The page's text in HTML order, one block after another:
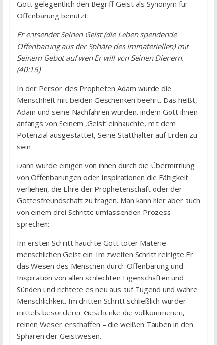
Gott gelegentlich den Begriff Geist als Synonym für
Offenbarung benutzt:
Er entsendet Seinen Geist (die Leben spendende
Offenbarung aus der Sphäre des Immateriellen) mit
Seinem Gebot auf wen Er will von Seinen Dienern.
(40:15)
In der Person des Propheten Adam wurde die
Menschheit mit beiden Geschenken beehrt. Das heißt,
Adam und seine Nachfahren wurden, indem Gott ihnen
anfangs von Seinem ‚Geist‘ einhauchte, mit dem
Potenzial ausgestattet, Seine Statthalter auf Erden zu
sein.
Dann wurde einigen von ihnen durch die Übermittlung
von Offenbarungen oder Inspirationen die Fähigkeit
verliehen, die Ehre der Prophetenschaft oder der
Gottesfreundschaft zu tragen. Man kann hier aber auch
von einem drei Schritte umfassenden Prozess
sprechen:
Im ersten Schritt hauchte Gott toter Materie
menschlichen Geist ein. Im zweiten Schritt reinigte Er
das Wesen des Menschen durch Offenbarung und
Inspiration von allen schlechten Eigenschaften und
Sünden und richtete es neu aus auf Tugend und wahre
Menschlichkeit. Im dritten Schritt schließlich wurden
mittels besonderer Geschenke die vollkommenen,
reinen Wesen erschaffen – die weißen Tauben in den
Sphären der Geistwesen.